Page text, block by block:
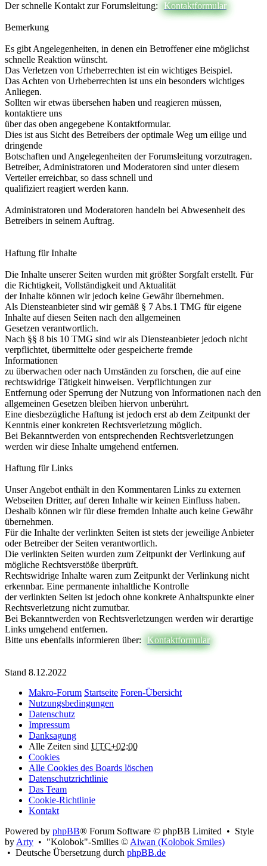
Der schnelle Kontakt zur Forumsleitung: Kontaktformular
Bemerkung
Es gibt Angelegenheiten, in denen ein Betroffener eine möglichst
schnelle Reaktion wünscht.
Das Verletzen von Urheberrechten ist ein wichtiges Beispiel.
Das Achten von Urheberrechten ist uns ein besonders wichtiges
Anliegen.
Sollten wir etwas übersehen haben und reagieren müssen,
kontaktiere uns
über das oben angegebene Kontaktformular.
Dies ist aus Sicht des Betreibers der optimale Weg um eilige und
dringende
Botschaften und Angelegenheiten der Forumsleitung vorzutragen.
Betreiber, Administratoren und Moderatoren sind unter diesem
Verteiler erreichbar, so dass schnell und
qualifiziert reagiert werden kann.
Administratoren und Moderatoren handeln bei Abwesenheit des
Betreibers in seinem Auftrag.
Haftung für Inhalte
Die Inhalte unserer Seiten wurden mit größter Sorgfalt erstellt. Für
die Richtigkeit, Vollständigkeit und Aktualität
der Inhalte können wir jedoch keine Gewähr übernehmen.
Als Diensteanbieter sind wir gemäß § 7 Abs.1 TMG für eigene
Inhalte auf diesen Seiten nach den allgemeinen
Gesetzen verantwortlich.
Nach §§ 8 bis 10 TMG sind wir als Diensteanbieter jedoch nicht
verpflichtet, übermittelte oder gespeicherte fremde
Informationen
zu überwachen oder nach Umständen zu forschen, die auf eine
rechtswidrige Tätigkeit hinweisen. Verpflichtungen zur
Entfernung oder Sperrung der Nutzung von Informationen nach den
allgemeinen Gesetzen bleiben hiervon unberührt.
Eine diesbezügliche Haftung ist jedoch erst ab dem Zeitpunkt der
Kenntnis einer konkreten Rechtsverletzung möglich.
Bei Bekanntwerden von entsprechenden Rechtsverletzungen
werden wir diese Inhalte umgehend entfernen.
Haftung für Links
Unser Angebot enthält in den Kommentaren Links zu externen
Webseiten Dritter, auf deren Inhalte wir keinen Einfluss haben.
Deshalb können wir für diese fremden Inhalte auch keine Gewähr
übernehmen.
Für die Inhalte der verlinkten Seiten ist stets der jeweilige Anbieter
oder Betreiber der Seiten verantwortlich.
Die verlinkten Seiten wurden zum Zeitpunkt der Verlinkung auf
mögliche Rechtsverstöße überprüft.
Rechtswidrige Inhalte waren zum Zeitpunkt der Verlinkung nicht
erkennbar. Eine permanente inhaltliche Kontrolle
der verlinkten Seiten ist jedoch ohne konkrete Anhaltspunkte einer
Rechtsverletzung nicht zumutbar.
Bei Bekanntwerden von Rechtsverletzungen werden wir derartige
Links umgehend entfernen.
Bitte uns ebenfalls informieren über:
Kontaktformular
Stand 8.12.2022
Makro-Forum Startseite Foren-Übersicht
Nutzungsbedingungen
Datenschutz
Impressum
Danksagung
Alle Zeiten sind UTC+02:00
Cookies
Alle Cookies des Boards löschen
Datenschutzrichtlinie
Das Team
Cookie-Richtlinie
Kontakt
Powered by phpBB® Forum Software © phpBB Limited • Style
byArty • "Kolobok"-Smilies ©Aiwan (Kolobok Smiles)
• Deutsche Übersetzung durch phpBB.de